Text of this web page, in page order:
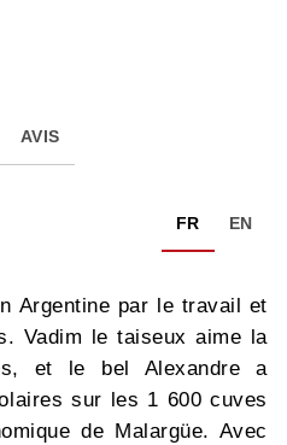
AVIS
FR EN
Argentine par le travail et
Vadim le taiseux aime la
et le bel Alexandre a
sur les 1 600 cuves
de Malargüe. Avec